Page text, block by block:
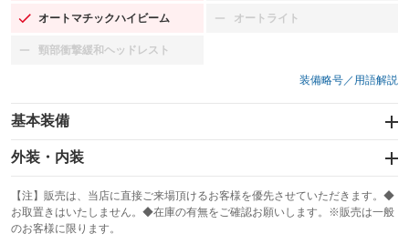
オートマチックハイビーム
：装備あり オートライト
：装備なし
頸部衝撃緩和ヘッドレスト
：装備なし
装備略号／用語解説
基本装備
エアバッグ：運転席/助手席/サイド
：装備あり
：装備なし
サンルーフ
：装備なし ABS
外装・内装
カーナビ：メモリーナビ他
：装備あり
TV：フルセグ
：装備あり
【注】販売は、当店に直接ご来場頂けるお客様を優先させていただきます。◆
お取置きはいたしません。◆在庫の有無をご確認お願いします。※販売は一般
のお客様に限ります。